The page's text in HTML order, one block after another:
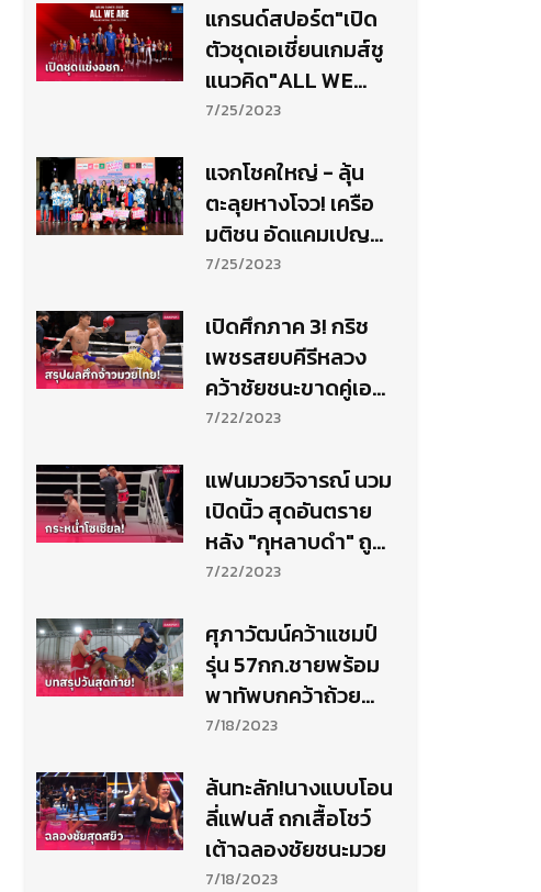
แกรนด์สปอร์ต"เปิด
ตัวชุดเอเชี่ยนเกมส์ชู
แนวคิด"ALL WE
ARE THAILAND"
7/25/2023
แจกโชคใหญ่ - ลุ้น
ตะลุยหางโจว! เครือ
มติชน อัดแคมเปญ
แรง ‘MATICHON -
GAMES 2023’
7/25/2023
เปิดศึกภาค 3! กริช
เพชรสยบคีรีหลวง
คว้าชัยชนะขาดคู่เอก
ศึกจ้าวมวยไทย
7/22/2023
แฟนมวยวิจารณ์ นวม
เปิดนิ้ว สุดอันตราย
หลัง "กุหลาบดำ" ถูก
จิ้มตา
7/22/2023
ศุภาวัฒน์คว้าแชมป์
รุ่น 57กก.ชายพร้อม
พาทัพบกคว้าถ้วย
รวมชายมวยไทยปทท.
7/18/2023
ล้นทะลัก!นางแบบโอน
ลี่แฟนส์ ถกเสื้อโชว์
เต้าฉลองชัยชนะมวย
7/18/2023